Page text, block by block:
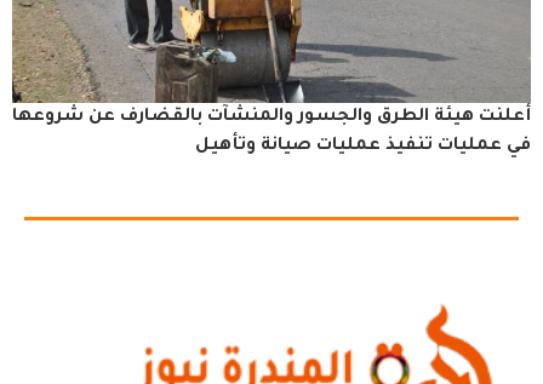
أعلنت هيئة الطرق والجسور والمنشآت بالقضارف عن شروعها
في عمليات تنفيذ عمليات صيانة وتأهيل